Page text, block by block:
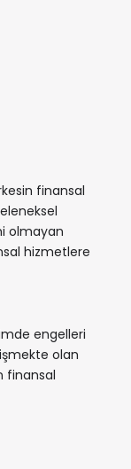
finansal
olmayan
hizmetlere
engelleri
olan
finansal